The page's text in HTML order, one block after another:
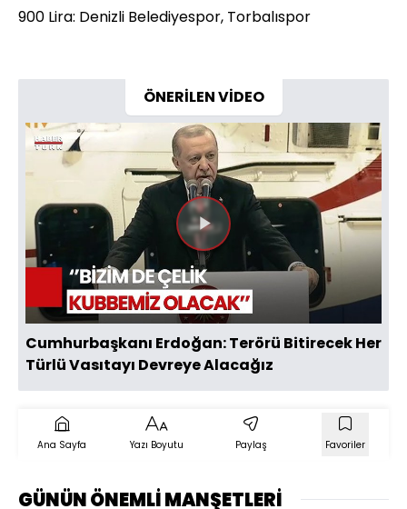
900 Lira: Denizli Belediyespor, Torbalıspor
ÖNERİLEN VİDEO
Videoyu
Oynat
Cumhurbaşkanı Erdoğan: Terörü Bitirecek Her
Türlü Vasıtayı Devreye Alacağız
Ana Sayfa Yazı Boyutu Paylaş Favoriler
GÜNÜN ÖNEMLİ MANŞETLERİ